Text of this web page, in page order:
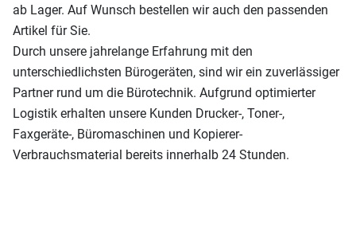
ab Lager. Auf Wunsch bestellen wir auch den passenden
Artikel für Sie.
Durch unsere jahrelange Erfahrung mit den
unterschiedlichsten Bürogeräten, sind wir ein zuverlässiger
Partner rund um die Bürotechnik. Aufgrund optimierter
Logistik erhalten unsere Kunden Drucker-, Toner-,
Faxgeräte-, Büromaschinen und Kopierer-
Verbrauchsmaterial bereits innerhalb 24 Stunden.